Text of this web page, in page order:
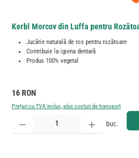
Kerbl Morcov din Luffa pentru
Jucărie naturală de ros pentru rozătoare
Contribuie la igiena dentară
Produs 100% vegetal
Preț obișnuit:
16 RON
Prețuri cu TVA inclus, plus costuri de transport
Cantitate produs: Introduceți cantitatea dorită
buc.